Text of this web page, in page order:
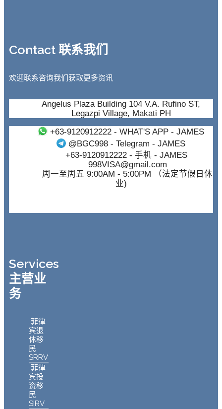
Contact 联系我们
欢迎联系咨询我们获取更多资讯
Angelus Plaza Building 104 V.A. Rufino ST,
Legazpi Village, Makati PH
+63-9120912222- WHAT'S APP - JAMES
@BGC998 - Telegram - JAMES
+63-9120912222- 手机 - JAMES
998VISA@gmail.com
周一至周五 9:00AM - 5:00PM （法定节假日休
业)
Services
主营业
务
菲律
宾退
休移
民
SRRV
菲律
宾投
资移
民
SIRV